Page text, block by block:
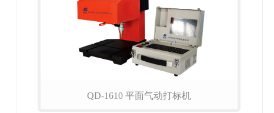
QD-1610 平面气动打标机